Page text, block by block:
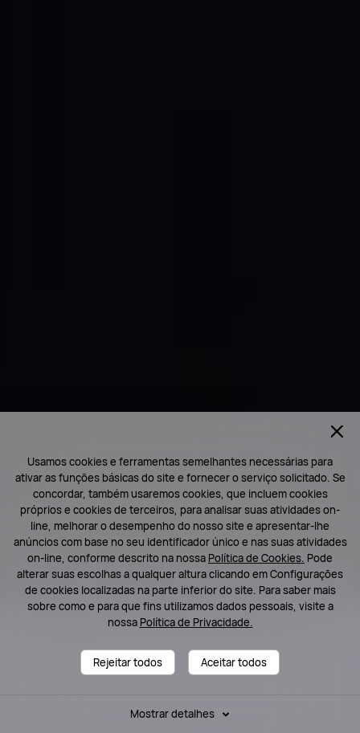
Usamos cookies e ferramentas semelhantes necessárias para
ativar as funções básicas do site e fornecer o serviço solicitado. Se
concordar, também usaremos cookies, que incluem cookies
próprios e cookies de terceiros, para analisar suas atividades on-
line, melhorar o desempenho do nosso site e apresentar-lhe
anúncios com base no seu identificador único e nas suas atividades
on-line, conforme descrito na nossa Política de Cookies. Pode
alterar suas escolhas a qualquer altura clicando em Configurações
de cookies localizadas na parte inferior do site. Para saber mais
sobre como e para que fins utilizamos dados pessoais, visite a
nossa Política de Privacidade.
Rejeitar todos Aceitar todos
Mostrar detalhes